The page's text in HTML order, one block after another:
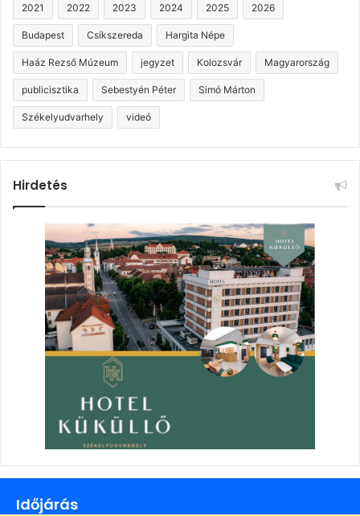
2021 2022 2023 2024 2025 2026
Budapest Csíkszereda Hargita Népe
Haáz Rezső Múzeum jegyzet Kolozsvár Magyarország
publicisztika Sebestyén Péter Simó Márton
Székelyudvarhely videó
Hirdetés
Időjárás